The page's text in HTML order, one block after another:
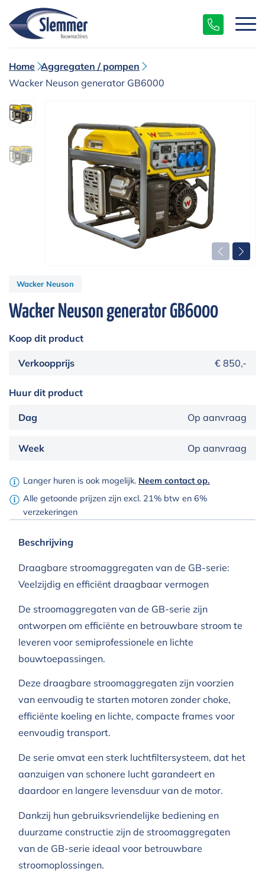
Home Aggregaten / pompen
Wacker Neuson generator GB6000
Wacker Neuson
Wacker Neuson generator GB6000
Koop dit product
Verkoopprijs € 850,-
Huur dit product
Dag Op aanvraag
Week Op aanvraag
Langer huren is ook mogelijk. Neem contact op.
Alle getoonde prijzen zijn excl. 21% btw en 6%
verzekeringen
Beschrijving
Draagbare stroomaggregaten van de GB-serie:
Veelzijdig en efficiënt draagbaar vermogen
De stroomaggregaten van de GB-serie zijn
ontworpen om efficiënte en betrouwbare stroom te
leveren voor semiprofessionele en lichte
bouwtoepassingen.
Deze draagbare stroomaggregaten zijn voorzien
van eenvoudig te starten motoren zonder choke,
efficiënte koeling en lichte, compacte frames voor
eenvoudig transport.
De serie omvat een sterk luchtfiltersysteem, dat het
aanzuigen van schonere lucht garandeert en
daardoor en langere levensduur van de motor.
Dankzij hun gebruiksvriendelijke bediening en
duurzame constructie zijn de stroomaggregaten
van de GB-serie ideaal voor betrouwbare
stroomoplossingen.